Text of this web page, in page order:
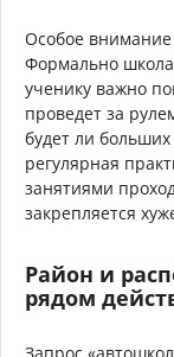
Особое
Формально школа
ученику важно
проведет за
будет ли
регулярная
занятиями
закрепляется
Район и
рядом